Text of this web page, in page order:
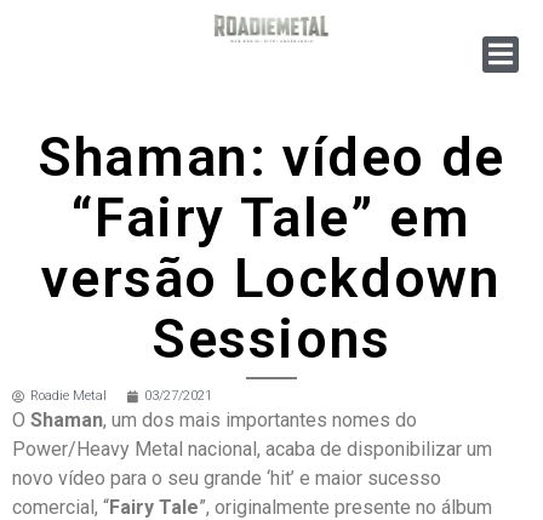
Shaman: vídeo de
“Fairy Tale” em
versão Lockdown
Sessions
Roadie Metal 03/27/2021
O Shaman, um dos mais importantes nomes do
Power/Heavy Metal nacional, acaba de disponibilizar um
novo vídeo para o seu grande ‘hit’ e maior sucesso
comercial, “Fairy Tale”, originalmente presente no álbum